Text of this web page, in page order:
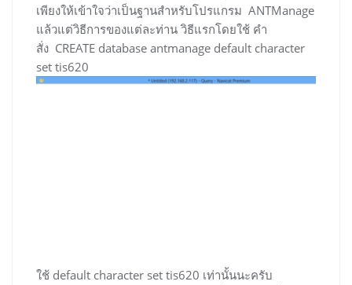
เพียงให้เข้าใจว่าเป็นฐานสำหรับโปรแกรม ANTManage
แล้วแต่วิธีการของแต่ละท่าน วิธีแรกโดยใช้ คำ
สั่ง CREATE database antmanage default character
set tis620
ใช้ default character set tis620 เท่านั้นนะครับ